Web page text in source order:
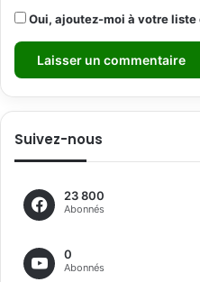
Oui, ajoutez-moi à votre liste
Suivez-nous
23 800
Abonnés
0
Abonnés